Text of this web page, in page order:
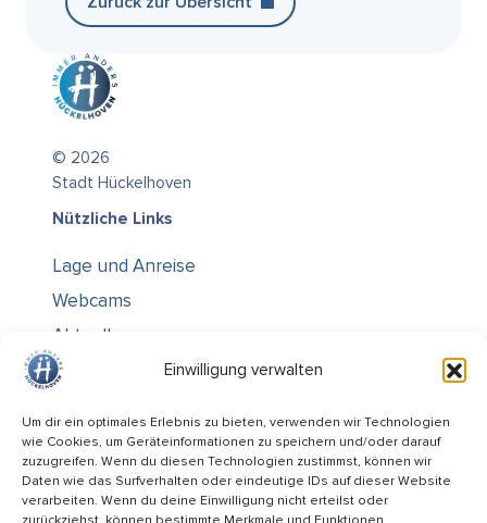
Einwilligung verwalten
Um dir ein optimales Erlebnis zu bieten, verwenden wir Technologien
wie Cookies, um Geräteinformationen zu speichern und/oder darauf
zuzugreifen. Wenn du diesen Technologien zustimmst, können wir
Daten wie das Surfverhalten oder eindeutige IDs auf dieser Website
verarbeiten. Wenn du deine Einwilligung nicht erteilst oder
© 2026
Stadt Hückelhoven
Nützliche Links
Lage und Anreise
Webcams
Aktuelles
Über uns
Kontakt / Öffnungszeiten
Alle Ämter
Stellenausschreibungen
Rechtliches